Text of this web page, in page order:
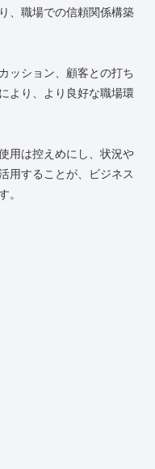
、職場での信頼関係構築
ッション、顧客との打ち
より、より良好な職場環
用は控えめにし、状況や
用することが、ビジネス
。